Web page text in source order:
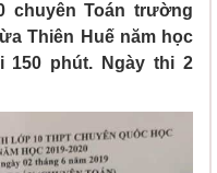
chuyên Toán trường
Thiên Huế năm học
150 phút. Ngày thi 2